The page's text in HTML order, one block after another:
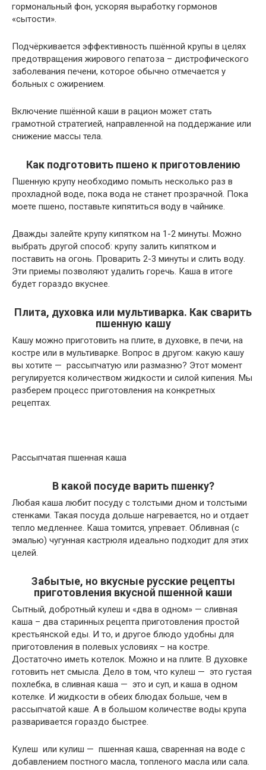
гормональный фон, ускоряя выработку гормонов
«сытости».
Подчёркивается эффективность пшённой крупы в целях
предотвращения жирового гепатоза – дистрофического
заболевания печени, которое обычно отмечается у
больных с ожирением.
Включение пшённой каши в рацион может стать
грамотной стратегией, направленной на поддержание или
снижение массы тела.
Как подготовить пшено к приготовлению
Пшенную крупу необходимо помыть несколько раз в
прохладной воде, пока вода не станет прозрачной. Пока
моете пшено, поставьте кипятиться воду в чайнике.
Дважды залейте крупу кипятком на 1-2 минуты. Можно
выбрать другой способ: крупу залить кипятком и
поставить на огонь. Проварить 2-3 минуты и слить воду.
Эти приемы позволяют удалить горечь. Каша в итоге
будет гораздо вкуснее.
Плита, духовка или мультиварка. Как сварить
пшенную кашу
Кашу можно приготовить на плите, в духовке, в печи, на
костре или в мультиварке. Вопрос в другом: какую кашу
вы хотите — рассыпчатую или размазню? Этот момент
регулируется количеством жидкости и силой кипения. Мы
разберем процесс приготовления на конкретных
рецептах.
Рассыпчатая пшенная каша
В какой посуде варить пшенку?
Любая каша любит посуду с толстыми дном и толстыми
стенками. Такая посуда дольше нагревается, но и отдает
тепло медленнее. Каша томится, упревает. Обливная (с
эмалью) чугунная кастрюля идеально подходит для этих
целей.
Забытые, но вкусные русские рецепты
приготовления вкусной пшенной каши
Сытный, добротный кулеш и «два в одном» — сливная
каша – два старинных рецепта приготовления простой
крестьянской еды. И то, и другое блюдо удобны для
приготовления в полевых условиях – на костре.
Достаточно иметь котелок. Можно и на плите. В духовке
готовить нет смысла. Дело в том, что кулеш — это густая
похлебка, в сливная каша — это и суп, и каша в одном
котелке. И жидкости в обеих блюдах больше, чем в
рассыпчатой каше. А в большом количестве воды крупа
разваривается гораздо быстрее.
Кулеш или кулиш — пшенная каша, сваренная на воде с
добавлением постного масла, топленого масла или сала.